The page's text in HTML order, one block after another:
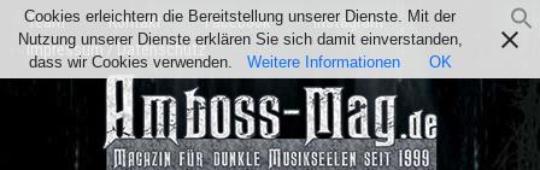
Team Kontakt Facebook
Instagram
Impressum / Datenschutz
Cookies erleichtern die Bereitstellung unserer Dienste. Mit der
Nutzung unserer Dienste erklären Sie sich damit einverstanden,
dass wir Cookies verwenden.
Weitere Informationen OK